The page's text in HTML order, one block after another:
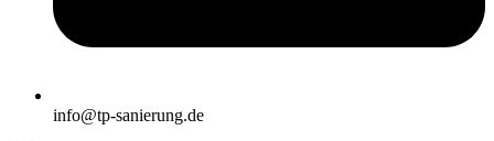
info@tp-sanierung.de